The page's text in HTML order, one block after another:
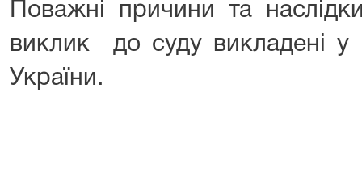
Поважні причини та
виклик до суду викладені
України.